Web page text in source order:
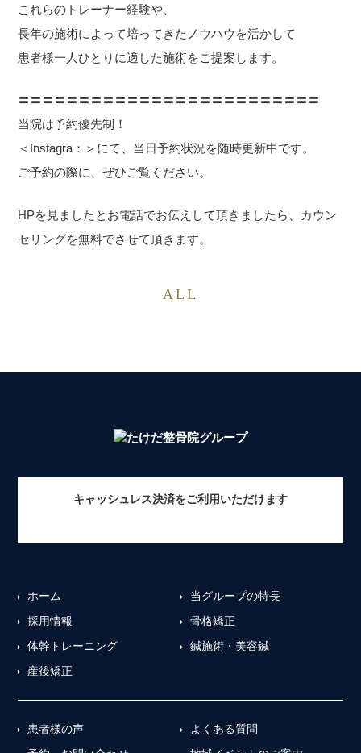
これらのトレーナー経験や、
長年の施術によって培ってきたノウハウを活かして
患者様一人ひとりに適した施術をご提案します。
〓〓〓〓〓〓〓〓〓〓〓〓〓〓〓〓〓〓〓〓〓〓〓〓〓
当院は予約優先制！
＜Instagra：＞にて、当日予約状況を随時更新中です。
ご予約の際に、ぜひご覧ください。
HPを見ましたとお電話でお伝えして頂きましたら、カウン
セリングを無料でさせて頂きます。
ALL
キャッシュレス決済をご利用いただけます
ホーム
当グループの特長
採用情報
骨格矯正
体幹トレーニング
鍼施術・美容鍼
産後矯正
患者様の声
よくある質問